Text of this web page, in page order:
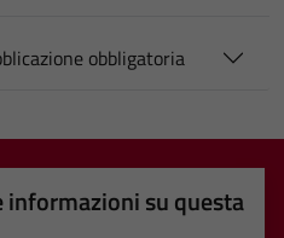
obbligatoria
informazioni su questa